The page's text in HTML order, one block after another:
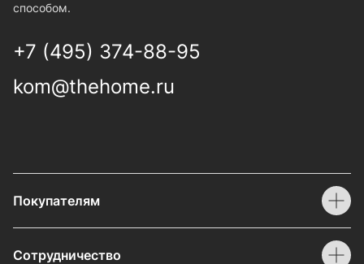
способом.
+7 (495) 374-88-95
kom@thehome.ru
Покупателям
Сотрудничество